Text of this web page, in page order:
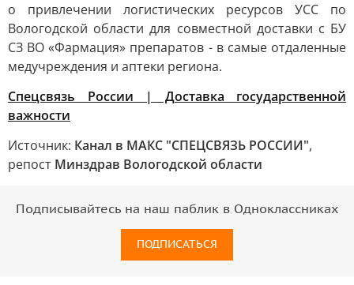
о привлечении логистических ресурсов УСС по
Вологодской области для совместной доставки с БУ
СЗ ВО «Фармация» препаратов - в самые отдаленные
медучреждения и аптеки региона.
Спецсвязь России | Доставка государственной
важности
Источник: Канал в МАКС "СПЕЦСВЯЗЬ РОССИИ",
репост Минздрав Вологодской области
Подписывайтесь на наш паблик в Одноклассниках
ПОДПИСАТЬСЯ